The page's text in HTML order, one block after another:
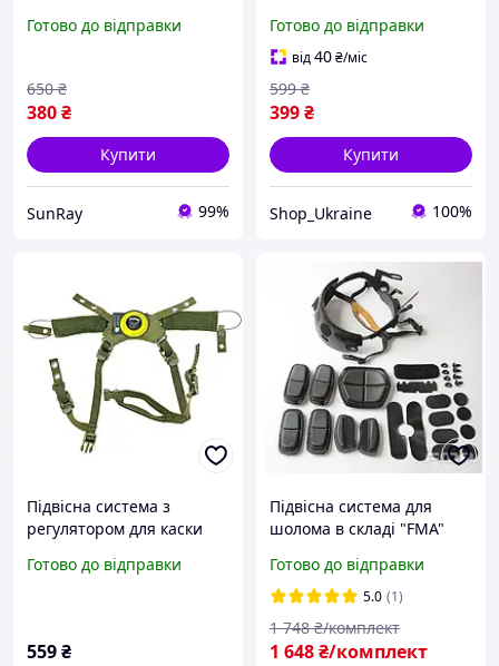
Готово до відправки
380₴
650 ₴
Купити
SunRay 99%
MICH, PASGT Wendy,
чорний
Готово до відправки
від40₴/міс
399₴
599 ₴
Купити
Shop_Ukraine 100%
Підвісна система з
регулятором для каски
Wendy (Олива)
Готово до відправки
559₴
Підвісна система для
шолома в складі "FMA"
каски Fast Чорна AIR
Готово до відправки
5.0 (1)
1 648₴/комплект
1 748 ₴/комплект